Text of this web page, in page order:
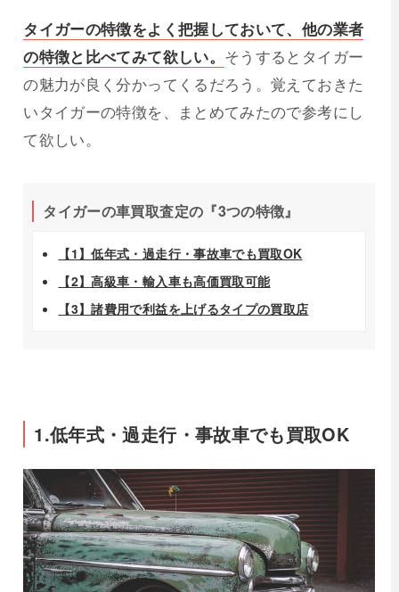
タイガーの特徴をよく把握しておいて、他の業者
の特徴と比べてみて欲しい。 そうするとタイガー
の魅力が良く分かってくるだろう。覚えておきた
いタイガーの特徴を、まとめてみたので参考にし
て欲しい。
タイガーの車買取査定の『3つの特徴』
【1】低年式・過走行・事故車でも買取OK
【2】高級車・輸入車も高価買取可能
【3】諸費用で利益を上げるタイプの買取店
1.低年式・過走行・事故車でも買取OK